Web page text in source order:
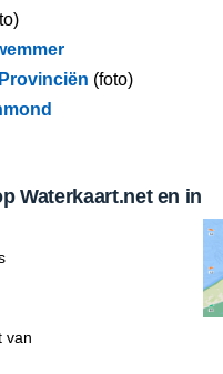
(foto)
Waterkaart.net en in
van